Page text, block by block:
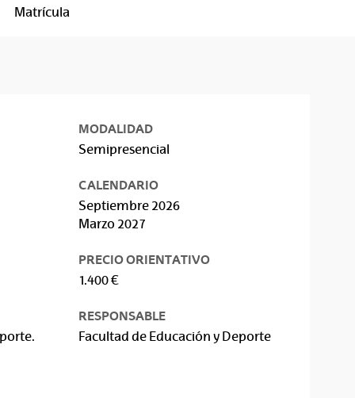
Matrícula
MODALIDAD
Semipresencial
CALENDARIO
Septiembre 2026
Marzo 2027
PRECIO ORIENTATIVO
1.400 €
RESPONSABLE
Facultad de Educación y Deporte